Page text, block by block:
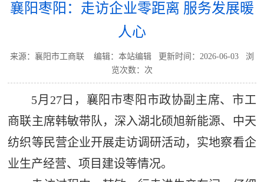
襄阳枣阳：走访企业零距离 服务发展暖
人心
来源：襄阳市工商联 编辑：本站编辑 更新时间：2026-06-03 浏
览次数： 次
5月27日，襄阳市枣阳市政协副主席、市工
商联主席韩敏带队，深入湖北硕旭新能源、中天
纺织等民营企业开展走访调研活动，实地察看企
业生产经营、项目建设等情况。